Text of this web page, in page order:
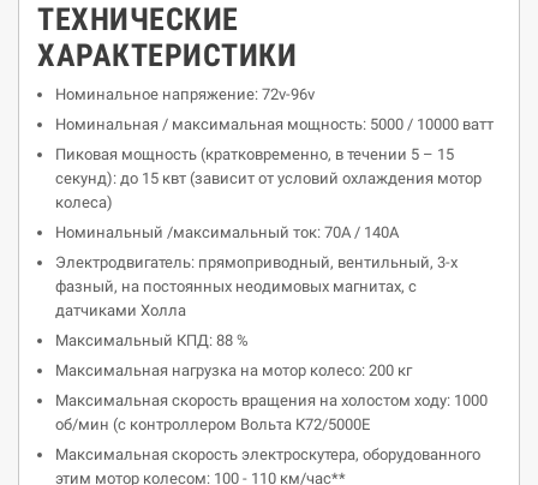
ТЕХНИЧЕСКИЕ
ХАРАКТЕРИСТИКИ
Номинальное напряжение: 72v-96v
Номинальная / максимальная мощность: 5000 / 10000 ватт
Пиковая мощность (кратковременно, в течении 5 – 15
секунд): до 15 квт (зависит от условий охлаждения мотор
колеса)
Номинальный /максимальный ток: 70А / 140А
Электродвигатель: прямоприводный, вентильный, 3-х
фазный, на постоянных неодимовых магнитах, с
датчиками Холла
Максимальный КПД: 88 %
Максимальная нагрузка на мотор колесо: 200 кг
Максимальная скорость вращения на холостом ходу: 1000
об/мин (с контроллером Вольта К72/5000Е
Максимальная скорость электроскутера, оборудованного
этим мотор колесом: 100 - 110 км/час**